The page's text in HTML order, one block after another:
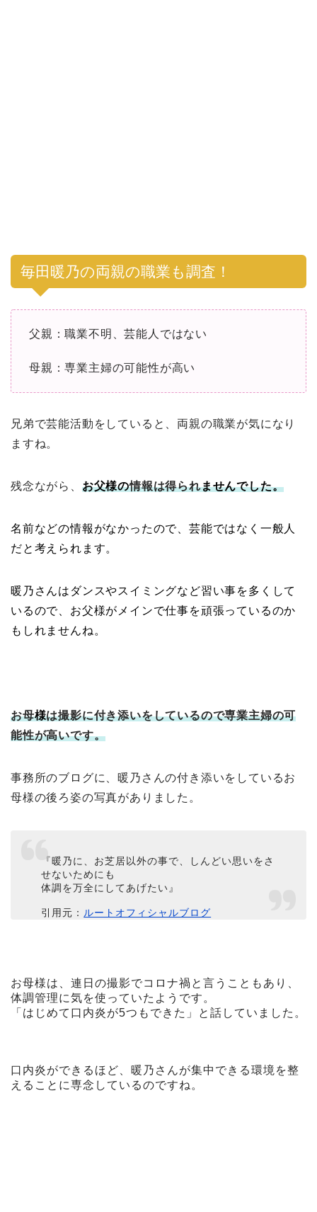
毎田暖乃の両親の職業も調査！
父親：職業不明、芸能人ではない
母親：専業主婦の可能性が高い
兄弟で芸能活動をしていると、両親の職業が気になり
ますね。
残念ながら、 お父様の情報は得られませんでした。
名前などの情報がなかったので、芸能ではなく一般人
だと考えられます。
暖乃さんはダンスやスイミングなど習い事を多くして
いるので、お父様がメインで仕事を頑張っているのか
もしれませんね。
お母様は撮影に付き添いをしているので専業主婦の可
能性が高いです。
事務所のブログに、暖乃さんの付き添いをしているお
母様の後ろ姿の写真がありました。
『暖乃に、お芝居以外の事で、しんどい思いをさ
せないためにも
体調を万全にしてあげたい』
引用元： ルートオフィシャルブログ
お母様は、連日の撮影でコロナ禍と言うこともあり、
体調管理に気を使っていたようです。
「はじめて口内炎が5つもできた」と話していました。
口内炎ができるほど、暖乃さんが集中できる環境を整
えることに専念しているのですね。